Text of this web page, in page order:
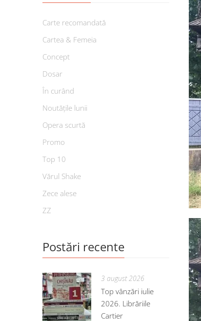
Carte recomandată
Cartea & Femeia
Concept
Dosar
În curând
Noutățile lunii
Opera scurtă
Promo
Top 10
Vărul Shake
Zece alese
ZZ
Postări recente
3 august 2026
Top vânzări iulie
2026. Librăriile
Cartier